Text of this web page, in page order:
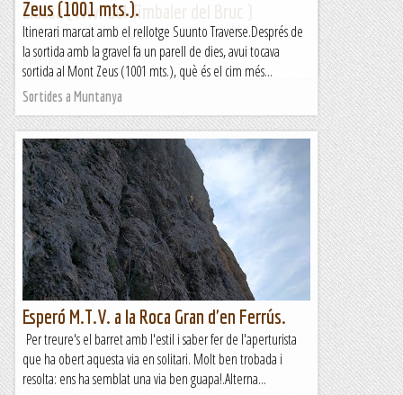
Llussà ( l'Avi del Timbaler del Bruc )
&nb...
Kimisades
Zeus (1001 mts.).
Itinerari marcat amb el rellotge Suunto Traverse.Després de
la sortida amb la gravel fa un parell de dies, avui tocava
sortida al Mont Zeus (1001 mts.), què és el cim més...
Sortides a Muntanya
Esperó M.T.V. a la Roca Gran d'en Ferrús.
Per treure's el barret amb l'estil i saber fer de l'aperturista
que ha obert aquesta via en solitari. Molt ben trobada i
resolta: ens ha semblat una via ben guapa!.Alterna...